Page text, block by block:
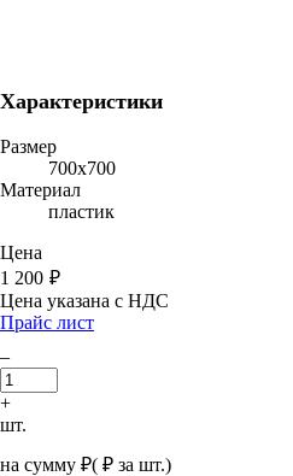
Характеристики
Размер
700х700
Материал
пластик
Цена
1 200 ₽
Цена указана с НДС
Прайс лист
–
+
шт.
на сумму ₽( ₽ за шт.)